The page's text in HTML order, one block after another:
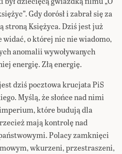
Gdy dorósł i zabrał się za
stroną Księżyca. Dziś jest już
o której nic nie wiadomo,
anomalii wywoływanych
energię. Złą energię.
dziś pocztowa krucjata PiS
Myślą, że słońce nad nimi
które budują dla
mają kontrolę nad
Polacy zamknięci
wkurzeni, przestraszeni,